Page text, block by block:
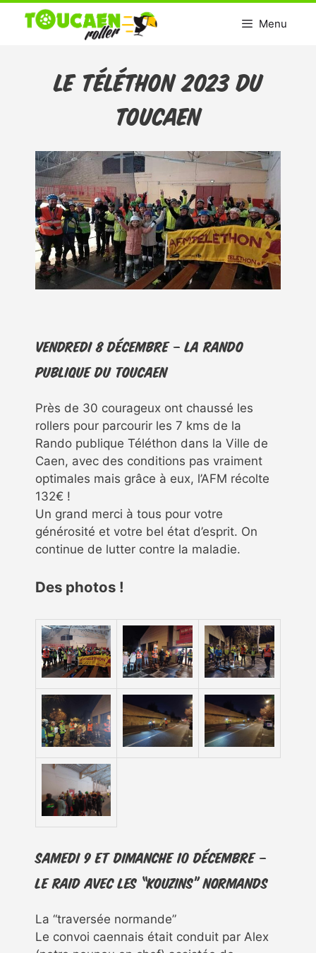
Menu
Le Téléthon 2023 du
Toucaen
Vendredi 8 décembre – la rando
publique du TouCaen
Près de 30 courageux ont chaussé les
rollers pour parcourir les 7 kms de la
Rando publique Téléthon dans la Ville de
Caen, avec des conditions pas vraiment
optimales mais grâce à eux, l’AFM récolte
132€ !
Un grand merci à tous pour votre
générosité et votre bel état d’esprit. On
continue de lutter contre la maladie.
Des photos !
Samedi 9 et dimanche 10 décembre –
le raid avec les “kouzins” normands
La “traversée normande”
Le convoi caennais était conduit par Alex